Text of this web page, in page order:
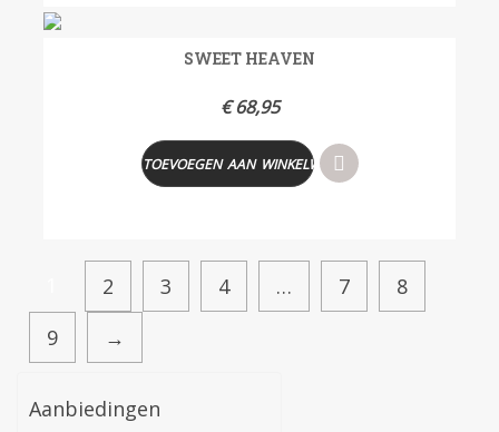
SWEET HEAVEN
€68,95
TOEVOEGEN AAN WINKELWAGEN
2 3 4 … 7
8
9
→
Aanbiedingen